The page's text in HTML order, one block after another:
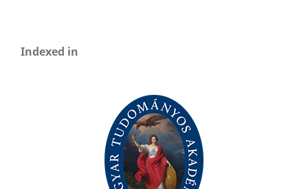
Indexed in